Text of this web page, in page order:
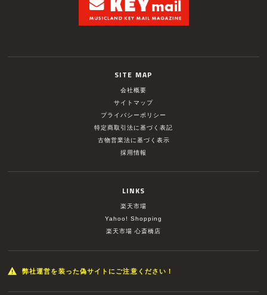
SITE MAP
会社概要
サイトマップ
プライバシーポリシー
特定商取引法に基づく表記
古物営業法に基づく表示
採用情報
LINKS
楽天市場
Yahoo! Shopping
楽天市場 心斎橋店
弊社運営を装った偽サイトにご注意ください！